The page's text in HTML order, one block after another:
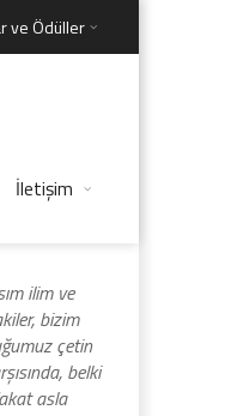
ve Ödüller
İletişim
ilim ve
bizim
çetin
belki
asla